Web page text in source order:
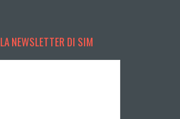
NEWSLETTER DI SIM